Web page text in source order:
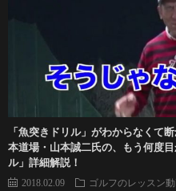
「魚突きドリル」がわからなくて
本道場・山本誠二氏の、もう何度
ル」詳細解説！
2018.02.09 ゴルフのレッスン